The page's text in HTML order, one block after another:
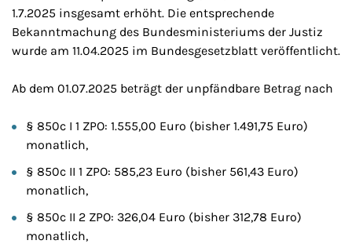
1.7.2025 insgesamt erhöht. Die entsprechende
Bekanntmachung des Bundesministeriums der Justiz
wurde am 11.04.2025 im Bundesgesetzblatt veröffentlicht.
Ab dem 01.07.2025 beträgt der unpfändbare Betrag nach
§ 850c I 1 ZPO: 1.555,00 Euro (bisher 1.491,75 Euro)
monatlich,
§ 850c II 1 ZPO: 585,23 Euro (bisher 561,43 Euro)
monatlich,
§ 850c II 2 ZPO: 326,04 Euro (bisher 312,78 Euro)
monatlich,